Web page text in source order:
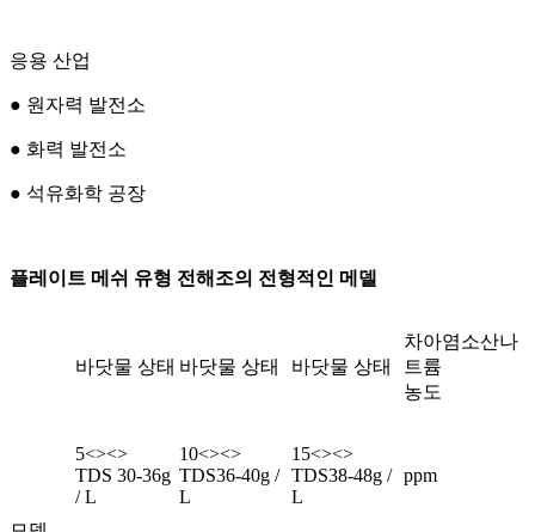
응용 산업
● 원자력 발전소
● 화력 발전소
● 석유화학 공장
플레이트 메쉬 유형 전해조의 전형적인 메델
바닷물 상태 바닷물 상태 바닷물 상태
차아염소산나
트륨
농도
5<><>
TDS 30-36g
/ L
10<><>
TDS36-40g /
L
15<><>
TDS38-48g /
L
ppm